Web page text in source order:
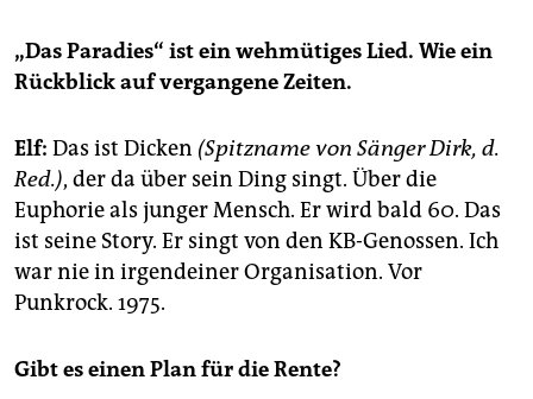
„Das Paradies“ ist ein wehmütiges Lied. Wie ein
Rückblick auf vergangene Zeiten.
Elf: Das ist Dicken (Spitzname von Sänger Dirk, d.
Red.), der da über sein Ding singt. Über die
Euphorie als junger Mensch. Er wird bald 60. Das
ist seine Story. Er singt von den KB-Genossen. Ich
war nie in irgendeiner Organisation. Vor
Punkrock. 1975.
Gibt es einen Plan für die Rente?